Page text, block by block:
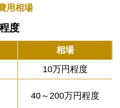
用相場
度
相場
10万円程度
40～200万円程度